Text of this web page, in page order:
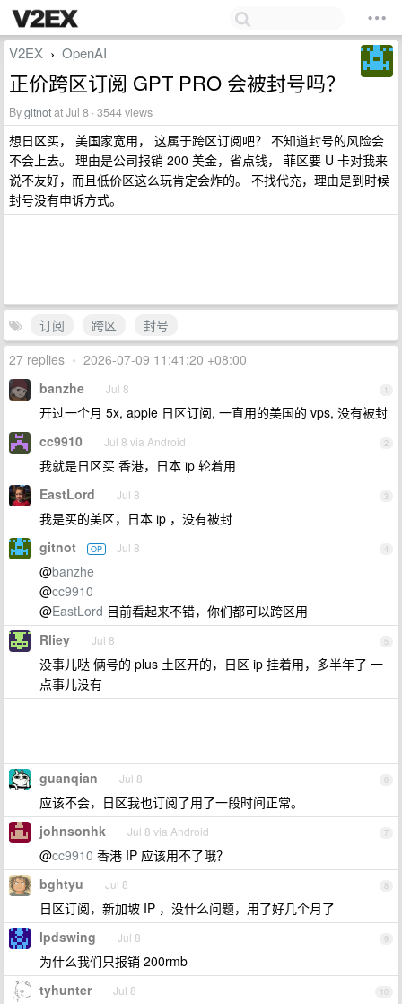
V2EX › OpenAI
正价跨区订阅 GPT PRO 会被封号吗？
Bygitnotat Jul 8 · 3544 views
想日区买， 美国家宽用， 这属于跨区订阅吧？ 不知道封号的风险会
不会上去。 理由是公司报销 200 美金，省点钱， 菲区要 U 卡对我来
说不友好，而且低价区这么玩肯定会炸的。 不找代充，理由是到时候
封号没有申诉方式。
订阅 跨区
封号
27 replies • 2026-07-09 11:41:20 +08:00
1
banzhe Jul 8
开过一个月 5x, apple 日区订阅, 一直用的美国的 vps, 没有被封
2
cc9910 Jul 8 via Android
我就是日区买 香港，日本 ip 轮着用
3
EastLord Jul 8
我是买的美区，日本 ip ，没有被封
4
gitnot OP Jul 8
@banzhe
@cc9910
@EastLord 目前看起来不错，你们都可以跨区用
5
Rliey Jul 8
没事儿哒 俩号的 plus 土区开的，日区 ip 挂着用，多半年了 一
点事儿没有
6
guanqian Jul 8
应该不会，日区我也订阅了用了一段时间正常。
7
johnsonhk Jul 8 via Android
@cc9910 香港 IP 应该用不了哦？
8
bghtyu Jul 8
日区订阅，新加坡 IP ，没什么问题，用了好几个月了
9
lpdswing Jul 8
为什么我们只报销 200rmb
10
tyhunter Jul 8